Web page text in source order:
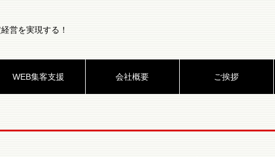
営を実現する！
WEB集客支援 会社概要 ご挨拶